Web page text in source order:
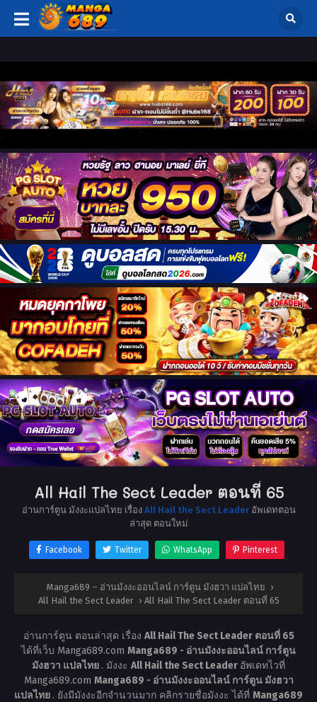
All Hail The Sect Leader ตอนที่ 65
อ่านการ์ตูน มังงะแปลไทย เรื่อง All Hail the Sect Leaderอัพเดทตอน
ล่าสุด ตอนใหม่
Facebook Twitter WhatsApp Pinterest
Manga689 – อ่านมังงะออนไลน์ การ์ตูน มังฮวา แปลไทย ›
All Hail the Sect Leader › All Hail The Sect Leader ตอนที่ 65
อ่านการ์ตูน ตอนล่าสุด เรื่อง All Hail The Sect Leader ตอนที่ 65
ได้ที่เว็บ Manga689.com Manga689 - อ่านมังงะออนไลน์ การ์ตูน
มังฮวา แปลไทย . มังงะ All Hail the Sect Leader อัพเดทไวที่
Manga689.com Manga689 - อ่านมังงะออนไลน์ การ์ตูน มังฮวา
แปลไทย . ยังมีมังงะอีกจำนวนมาก คลิกรายชื่อมังงะ ได้ที่ Manga689